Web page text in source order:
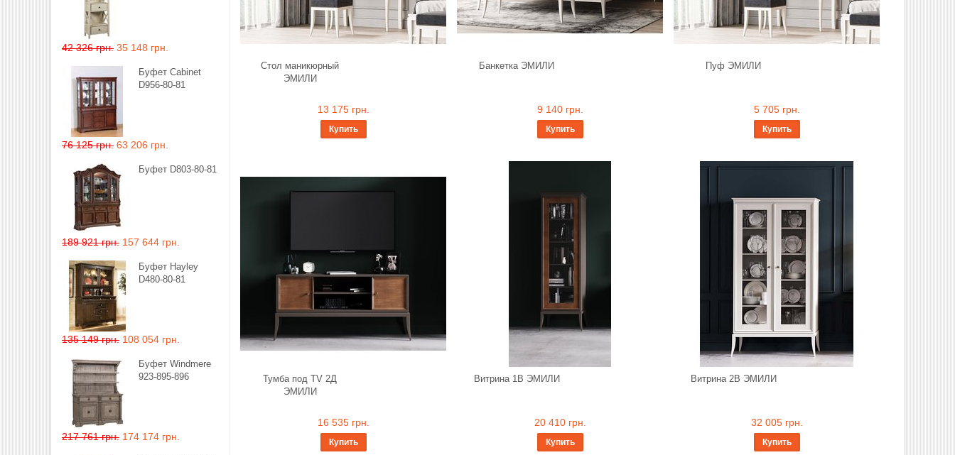
42 326 грн. 35 148 грн.
Буфет Cabinet
D956-80-81
76 125 грн. 63 206 грн.
Буфет D803-80-81
189 921 грн. 157 644 грн.
Буфет Hayley
D480-80-81
135 149 грн. 108 054 грн.
Буфет Windmere
923-895-896
217 761 грн. 174 174 грн.
Стол маникюрный
ЭМИЛИ
13 175 грн.
Купить
Банкетка ЭМИЛИ
9 140 грн.
Купить
Пуф ЭМИЛИ
5 705 грн.
Купить
Тумба под TV 2Д
ЭМИЛИ
16 535 грн.
Купить
Витрина 1В ЭМИЛИ
20 410 грн.
Купить
Витрина 2В ЭМИЛИ
32 005 грн.
Купить